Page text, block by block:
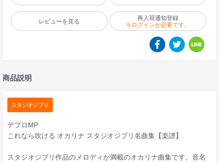
レビューを見る
再入荷通知登録
※ログインが必要です。
商品説明
スタジオジブリ
デプロMP
これなら吹ける オカリナ スタジオジブリ名曲集【楽譜】
スタジオジブリ作品のメロディが満載のオカリナ曲集です。音名